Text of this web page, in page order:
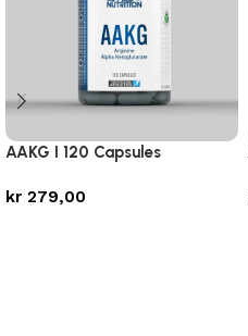
AAKG I 120 Capsules
kr 279,00